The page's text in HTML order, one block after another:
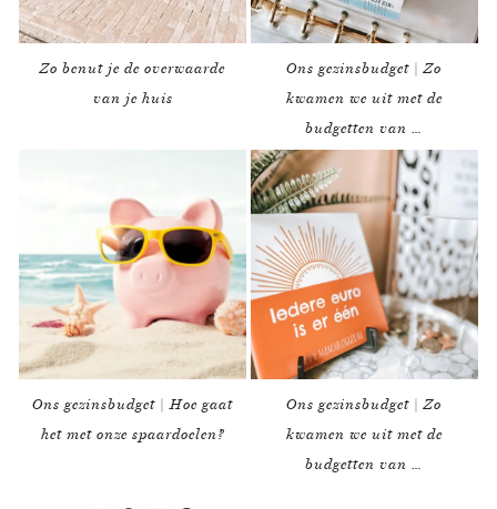
Zo benut je de overwaarde
van je huis
Ons gezinsbudget | Zo
kwamen we uit met de
budgetten van …
Ons gezinsbudget | Hoe gaat
het met onze spaardoelen?
Ons gezinsbudget | Zo
kwamen we uit met de
budgetten van …